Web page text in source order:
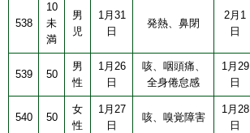
538
10
未
満
男
児
1月31
日
発熱、鼻閉
2月1
日
539 50
男
性
1月26
日
咳、咽頭痛、
全身倦怠感
1月29
日
540 50
女
性
1月27
日
咳、嗅覚障害
1月28
日